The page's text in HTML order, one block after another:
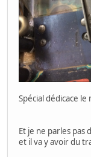
Spécial dédicace
Et je ne parles pas
et il va y avoir du